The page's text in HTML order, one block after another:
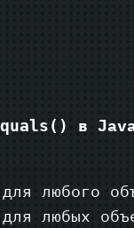
в
любого
любых